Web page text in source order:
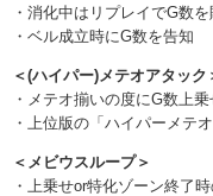
・消化中はリプレイでG数
・ベル成立時にG数を告知
＜(ハイパー)メテオアタック
・メテオ揃いの度にG数上
・上位版の「ハイパーメテ
＜メビウスループ＞
・上乗せor特化ゾーン終了